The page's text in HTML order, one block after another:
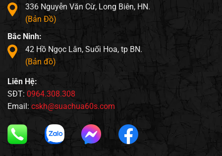
336 Nguyễn Văn Cừ, Long Biên, HN.
(Bản Đồ)
Bắc Ninh:
42 Hồ Ngọc Lân, Suối Hoa, tp BN.
(Bản đồ)
Liên Hệ:
SĐT: 0964.308.308
Email: cskh@suachua60s.com